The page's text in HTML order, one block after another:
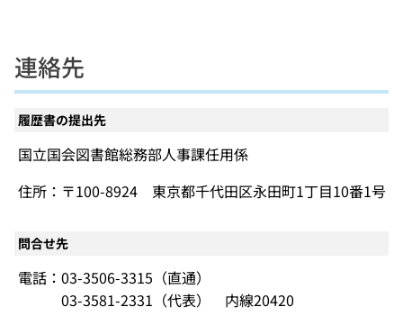
連絡先
履歴書の提出先
国立国会図書館総務部人事課任用係
住所：〒100-8924 東京都千代田区永田町1丁目10番1号
問合せ先
電話：03-3506-3315（直通）
03-3581-2331（代表） 内線20420